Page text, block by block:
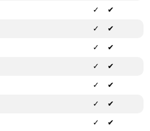
✔
✔
✔
✔
✔
✔
✔